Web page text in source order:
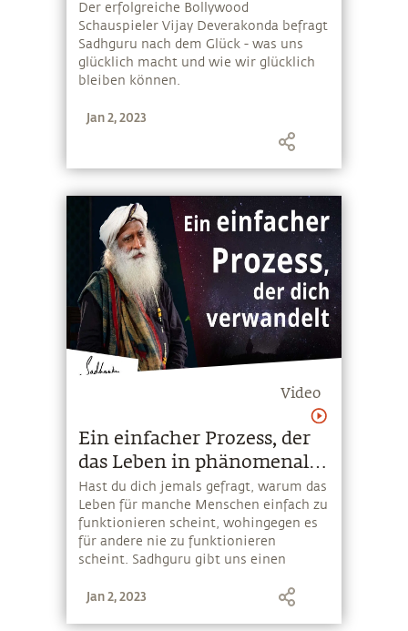
Der erfolgreiche Bollywood
Schauspieler Vijay Deverakonda befragt
Sadhguru nach dem Glück - was uns
glücklich macht und wie wir glücklich
bleiben können.
Jan 2, 2023
Video
Ein einfacher Prozess, der
das Leben in phänomenaler
Weise transformiert!
Hast du dich jemals gefragt, warum das
Leben für manche Menschen einfach zu
funktionieren scheint, wohingegen es
für andere nie zu funktionieren
scheint. Sadhguru gibt uns einen
segensreiches Leben führen kann.
Jan 2, 2023